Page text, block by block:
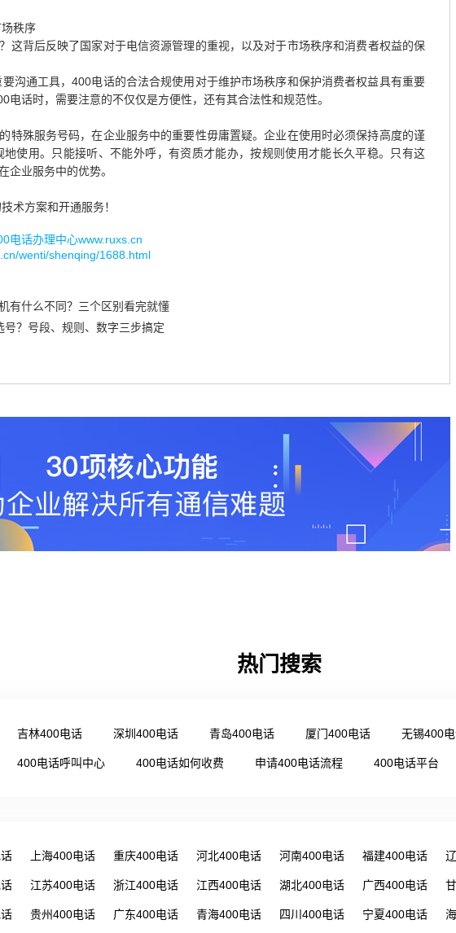
秩序
这背后反映了国家对于电信资源管理的重视，以及对于市场秩序和消费者权益的保
沟通工具，400电话的合法合规使用对于维护市场秩序和保护消费者权益具有重要
电话时，需要注意的不仅仅是方便性，还有其合法性和规范性。
特殊服务号码，在企业服务中的重要性毋庸置疑。企业在使用时必须保持高度的谨
使用。只能接听、不能外呼，有资质才能办，按规则使用才能长久平稳。只有这
企业服务中的优势。
术方案和开通服务！
电话办理中心www.ruxs.cn
wenti/shenqing/1688.html
有什么不同？三个区别看完就懂
？号段、规则、数字三步搞定
热门搜索
吉林400电话 深圳400电话 青岛400电话 厦门400电话 无锡400
400电话呼叫中心 400电话如何收费 申请400电话流程 400电话平台
上海400电话 重庆400电话 河北400电话 河南400电话 福建400电话
江苏400电话 浙江400电话 江西400电话 湖北400电话 广西400电话
贵州400电话 广东400电话 青海400电话 四川400电话 宁夏400电话